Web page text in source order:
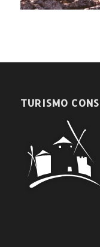
TURISMO